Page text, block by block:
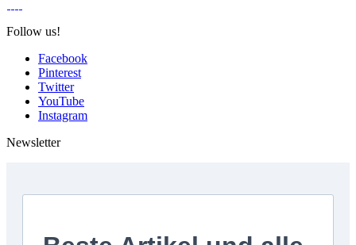
Follow us!
Facebook
Pinterest
Twitter
YouTube
Instagram
Newsletter